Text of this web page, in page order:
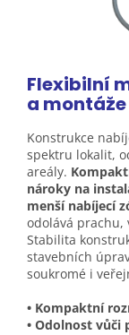
Flexibilní
a montáže
Konstrukce
spektru lokalit,
areály.
nároky na
menší nabíjecí
odolává prachu,
Stabilita
stavebních
soukromé i
• Kompaktní
• Odolnost